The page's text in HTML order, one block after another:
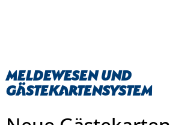
Meldewesen und
Gästekartensystem